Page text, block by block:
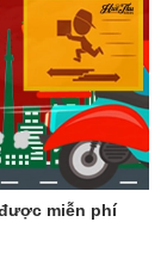
miễn phí